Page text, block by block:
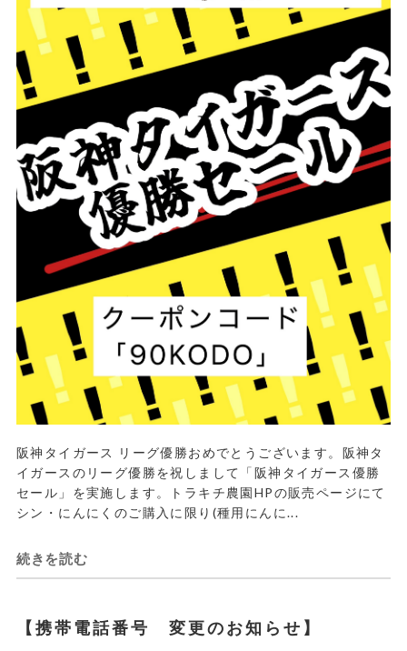
阪神タイガース リーグ優勝おめでとうございます。阪神タ
イガースのリーグ優勝を祝しまして「阪神タイガース優勝
セール」を実施します。トラキチ農園HPの販売ページにて
シン・にんにくのご購入に限り(種用にんに...
続きを読む
【携帯電話番号 変更のお知らせ】